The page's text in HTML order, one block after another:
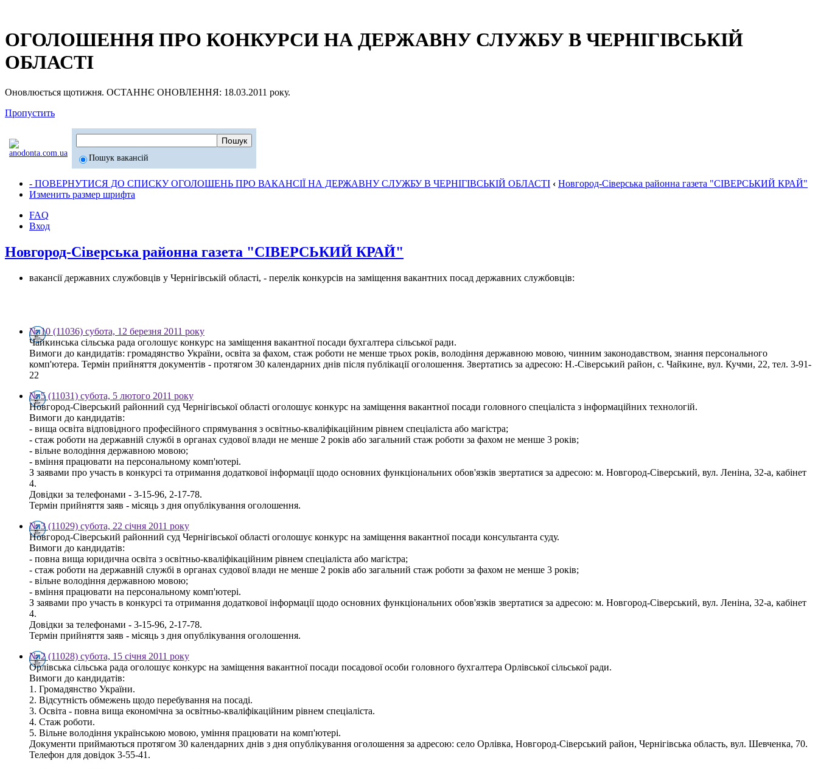
ОГОЛОШЕННЯ ПРО КОНКУРСИ НА ДЕРЖАВНУ СЛУЖБУ В ЧЕРНІГІВСЬКІЙ
ОБЛАСТІ
Оновлюється щотижня. ОСТАННЄ ОНОВЛЕННЯ: 18.03.2011 року.
Пропустить
Пошук вакансій
- ПОВЕРНУТИСЯ ДО СПИСКУ ОГОЛОШЕНЬ ПРО ВАКАНСІЇ НА ДЕРЖАВНУ СЛУЖБУ В ЧЕРНІГІВСЬКІЙ ОБЛАСТІ ‹ Новгород-Сіверська районна газета "СІВЕРСЬКИЙ КРАЙ"
Изменить размер шрифта
FAQ
Вход
Новгород-Сіверська районна газета "СІВЕРСЬКИЙ КРАЙ"
вакансії державних службовців у Чернігівській області, - перелік конкурсів на заміщення вакантних посад державних службовців:
№ 10 (11036) субота, 12 березня 2011 року
Чайкинська сільська рада оголошує конкурс на заміщення вакантної посади бухгалтера сільської ради.
Вимоги до кандидатів: громадянство України, освіта за фахом, стаж роботи не менше трьох років, володіння державною мовою, чинним законодавством, знання персонального
комп'ютера. Термін прийняття документів - протягом 30 календарних днів після публікації оголошення. Звертатись за адресою: Н.-Сіверський район, с. Чайкине, вул. Кучми, 22, тел. 3-91-
22
№ 5 (11031) субота, 5 лютого 2011 року
Новгород-Сіверський районний суд Чернігівської області оголошує конкурс на заміщення вакантної посади головного спеціаліста з інформаційних технологій.
Вимоги до кандидатів:
- вища освіта відповідного професійного спрямування з освітньо-кваліфікаційним рівнем спеціаліста або магістра;
- стаж роботи на державній службі в органах судової влади не менше 2 років або загальний стаж роботи за фахом не менше 3 років;
- вільне володіння державною мовою;
- вміння працювати на персональному комп'ютері.
З заявами про участь в конкурсі та отримання додаткової інформації щодо основних функціональних обов'язків звертатися за адресою: м. Новгород-Сіверський, вул. Леніна, 32-а, кабінет
4.
Довідки за телефонами - 3-15-96, 2-17-78.
Термін прийняття заяв - місяць з дня опублікування оголошення.
№ 3 (11029) субота, 22 січня 2011 року
Новгород-Сіверський районний суд Чернігівської області оголошує конкурс на заміщення вакантної посади консультанта суду.
Вимоги до кандидатів:
- повна вища юридична освіта з освітньо-кваліфікаційним рівнем спеціаліста або магістра;
- стаж роботи на державній службі в органах судової влади не менше 2 років або загальний стаж роботи за фахом не менше 3 років;
- вільне володіння державною мовою;
- вміння працювати на персональному комп'ютері.
З заявами про участь в конкурсі та отримання додаткової інформації щодо основних функціональних обов'язків звертатися за адресою: м. Новгород-Сіверський, вул. Леніна, 32-а, кабінет
4.
Довідки за телефонами - 3-15-96, 2-17-78.
Термін прийняття заяв - місяць з дня опублікування оголошення.
№ 2 (11028) субота, 15 січня 2011 року
Орлівська сільська рада оголошує конкурс на заміщення вакантної посади посадової особи головного бухгалтера Орлівської сільської ради.
Вимоги до кандидатів:
1. Громадянство України.
2. Відсутність обмежень щодо перебування на посаді.
3. Освіта - повна вища економічна за освітньо-кваліфікаційним рівнем спеціаліста.
4. Стаж роботи.
5. Вільне володіння українською мовою, уміння працювати на комп'ютері.
Документи приймаються протягом 30 календарних днів з дня опублікування оголошення за адресою: село Орлівка, Новгород-Сіверський район, Чернігівська область, вул. Шевченка, 70.
Телефон для довідок 3-55-41.